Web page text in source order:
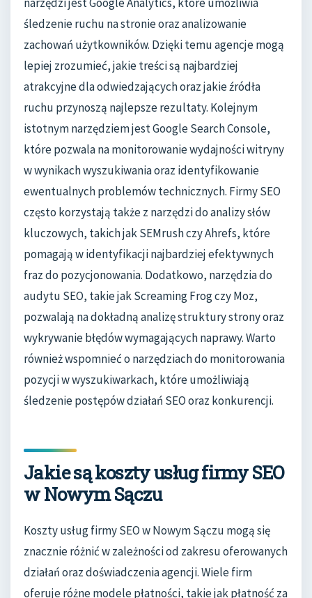
śledzenie ruchu na stronie oraz analizowanie
zachowań użytkowników. Dzięki temu agencje mogą
lepiej zrozumieć, jakie treści są najbardziej
atrakcyjne dla odwiedzających oraz jakie źródła
ruchu przynoszą najlepsze rezultaty. Kolejnym
istotnym narzędziem jest Google Search Console,
które pozwala na monitorowanie wydajności witryny
w wynikach wyszukiwania oraz identyfikowanie
ewentualnych problemów technicznych. Firmy SEO
często korzystają także z narzędzi do analizy słów
kluczowych, takich jak SEMrush czy Ahrefs, które
pomagają w identyfikacji najbardziej efektywnych
fraz do pozycjonowania. Dodatkowo, narzędzia do
audytu SEO, takie jak Screaming Frog czy Moz,
pozwalają na dokładną analizę struktury strony oraz
wykrywanie błędów wymagających naprawy. Warto
również wspomnieć o narzędziach do monitorowania
pozycji w wyszukiwarkach, które umożliwiają
śledzenie postępów działań SEO oraz konkurencji.
Jakie są koszty usług firmy SEO
w Nowym Sączu
Koszty usług firmy SEO w Nowym Sączu mogą się
znacznie różnić w zależności od zakresu oferowanych
działań oraz doświadczenia agencji. Wiele firm
oferuje różne modele płatności, takie jak płatność za